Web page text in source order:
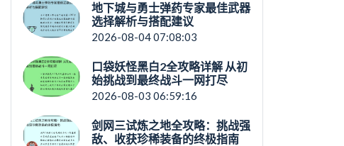
地下城与勇士弹药专家最佳武器
选择解析与搭配建议
2026-08-04 07:08:03
口袋妖怪黑白2全攻略详解 从初
始挑战到最终战斗一网打尽
2026-08-03 06:59:16
剑网三试炼之地全攻略：挑战强
敌、收获珍稀装备的终极指南